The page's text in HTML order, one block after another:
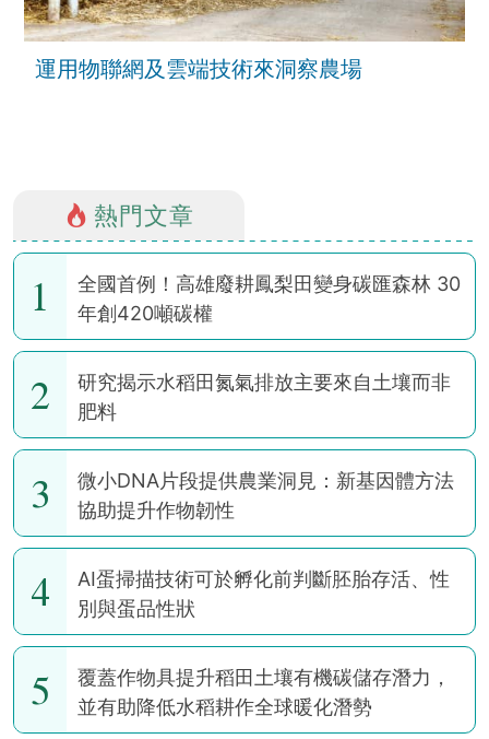
運用物聯網及雲端技術來洞察農場
熱門文章
1
全國首例！高雄廢耕鳳梨田變身碳匯森林 30
年創420噸碳權
2
研究揭示水稻田氮氣排放主要來自土壤而非
肥料
3
微小DNA片段提供農業洞見：新基因體方法
協助提升作物韌性
4
AI蛋掃描技術可於孵化前判斷胚胎存活、性
別與蛋品性狀
5
覆蓋作物具提升稻田土壤有機碳儲存潛力，
並有助降低水稻耕作全球暖化潛勢